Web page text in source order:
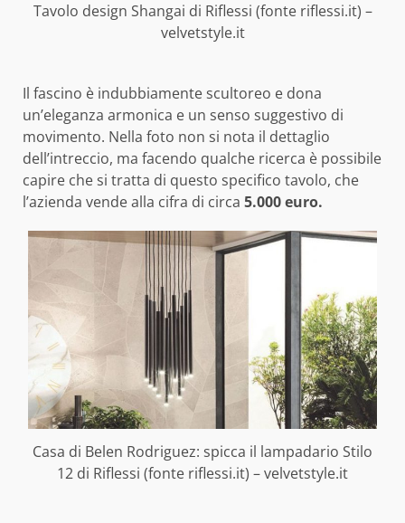
Tavolo design Shangai di Riflessi (fonte riflessi.it) –
velvetstyle.it
Il fascino è indubbiamente scultoreo e dona
un’eleganza armonica e un senso suggestivo di
movimento. Nella foto non si nota il dettaglio
dell’intreccio, ma facendo qualche ricerca è possibile
capire che si tratta di questo specifico tavolo, che
l’azienda vende alla cifra di circa 5.000 euro.
Casa di Belen Rodriguez: spicca il lampadario Stilo
12 di Riflessi (fonte riflessi.it) – velvetstyle.it